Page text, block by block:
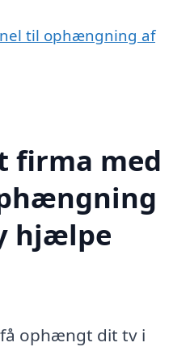
til ophængning af
firma med
hjælpe
ophængt dit tv i